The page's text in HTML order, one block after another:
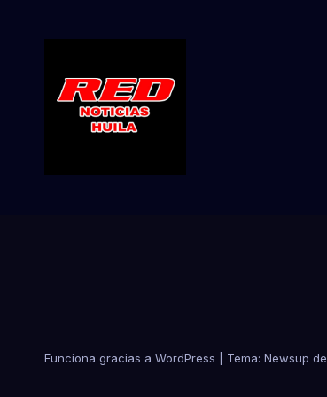
Funciona gracias a WordPress Tema: Newsup de